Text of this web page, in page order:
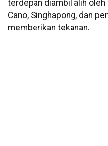
terdepan diambil alih
Cano, Singhapong, dan
memberikan tekanan.